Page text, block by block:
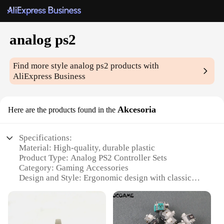
analog ps2
Find more styleanalog ps2 products with
AliExpress Business
Here are the products found in the Akcesoria
Specifications:
Material: High-quality, durable plastic
Product Type: Analog PS2 Controller Sets
Category: Gaming Accessories
Design and Style: Ergonomic design with classic
Usage and Purpose: Enhances gaming experience
Performance and Property: Precision analog sticks